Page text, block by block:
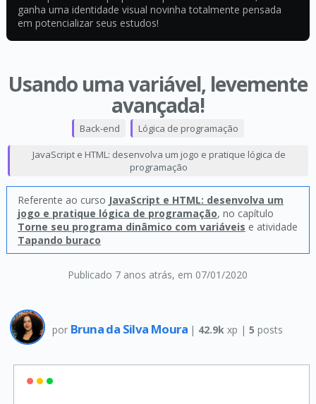
ganha uma identidade visual novinha totalmente pensada
em potencializar seus estudos!
Usando uma variável, levemente
avançada!
Publicado 7 anos atrás, em 07/01/2020
Back-end Lógica de programação
JavaScript e HTML: desenvolva um jogo e pratique lógica de
programação
Referente ao curso JavaScript e HTML: desenvolva um
jogo e pratique lógica de programação, no capítulo
Torne seu programa dinâmico com variáveis e atividade
Tapando buraco
por Bruna da Silva Moura | 42.9k xp |5 posts